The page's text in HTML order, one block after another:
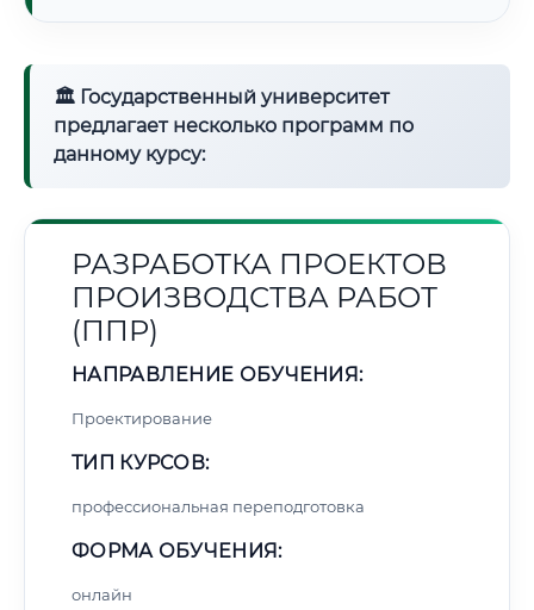
🏛 Государственный университет
предлагает несколько программ по
данному курсу:
РАЗРАБОТКА ПРОЕКТОВ
ПРОИЗВОДСТВА РАБОТ
(ППР)
НАПРАВЛЕНИЕ ОБУЧЕНИЯ:
Проектирование
ТИП КУРСОВ:
профессиональная переподготовка
ФОРМА ОБУЧЕНИЯ:
онлайн